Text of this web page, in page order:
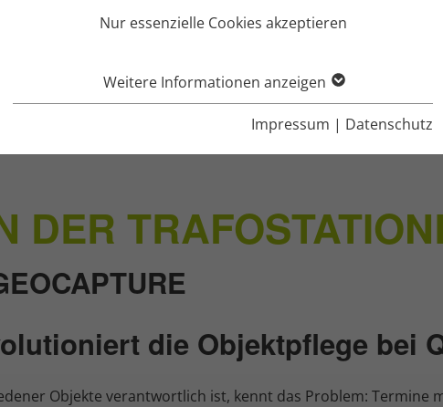
Nur essenzielle Cookies akzeptieren
Weitere Informationen anzeigen
Impressum | Datenschutz
DER
die Objektpflege bei
Objekte verantwortlich ist, kennt das Problem: